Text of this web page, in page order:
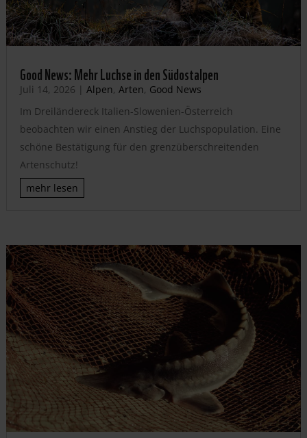
Good News: Mehr Luchse in den Südostalpen
Juli 14, 2026 | Alpen, Arten, Good News
Im Dreiländereck Italien-Slowenien-Österreich
beobachten wir einen Anstieg der Luchspopulation. Eine
schöne Bestätigung für den grenzüberschreitenden
Artenschutz!
mehr lesen